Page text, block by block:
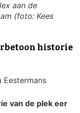
aan de
(foto: Kees
historie
Eestermans
van de plek eer